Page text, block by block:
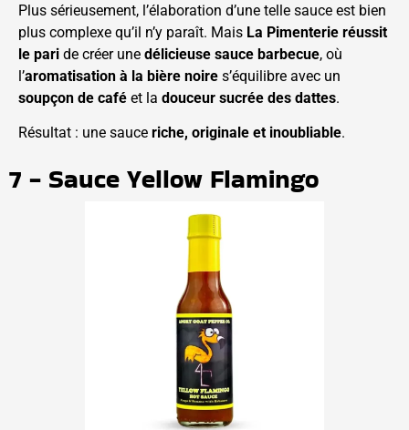
Plus sérieusement, l’élaboration d’une telle sauce est bien
plus complexe qu’il n’y paraît. Mais La Pimenterie réussit
le pari de créer une délicieuse sauce barbecue, où
l’aromatisation à la bière noire s’équilibre avec un
soupçon de café et la douceur sucrée des dattes.
Résultat : une sauce riche, originale et inoubliable.
7 - Sauce Yellow Flamingo